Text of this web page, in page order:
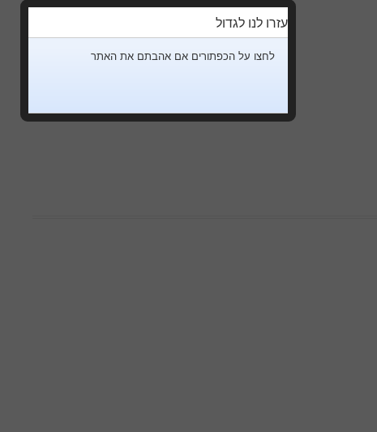
עזרו לנו לגדול
לחצו על הכפתורים אם אהבתם את האתר